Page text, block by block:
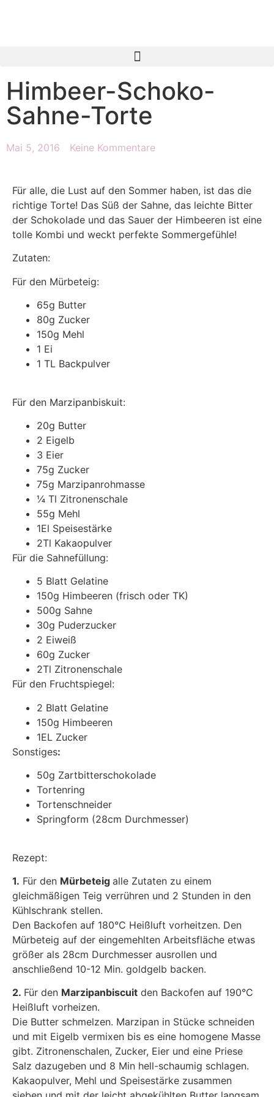
Himbeer-Schoko-
Sahne-Torte
Mai 5, 2016 Keine Kommentare
Für alle, die Lust auf den Sommer haben, ist das die
richtige Torte! Das Süß der Sahne, das leichte Bitter
der Schokolade und das Sauer der Himbeeren ist eine
tolle Kombi und weckt perfekte Sommergefühle!
Zutaten:
Für den Mürbeteig:
65g Butter
80g Zucker
150g Mehl
1 Ei
1 TL Backpulver
Für den Marzipanbiskuit:
20g Butter
2 Eigelb
3 Eier
75g Zucker
75g Marzipanrohmasse
¼ Tl Zitronenschale
55g Mehl
1El Speisestärke
2Tl Kakaopulver
Für die Sahnefüllung:
5 Blatt Gelatine
150g Himbeeren (frisch oder TK)
500g Sahne
30g Puderzucker
2 Eiweiß
60g Zucker
2Tl Zitronenschale
Für den Fruchtspiegel:
2 Blatt Gelatine
150g Himbeeren
1EL Zucker
Sonstiges:
50g Zartbitterschokolade
Tortenring
Tortenschneider
Springform (28cm Durchmesser)
Rezept:
1. Für den Mürbeteig alle Zutaten zu einem
gleichmäßigen Teig verrühren und 2 Stunden in den
Kühlschrank stellen.
Den Backofen auf 180°C Heißluft vorheitzen. Den
Mürbeteig auf der eingemehlten Arbeitsfläche etwas
größer als 28cm Durchmesser ausrollen und
anschließend 10-12 Min. goldgelb backen.
2. Für den Marzipanbiscuit den Backofen auf 190°C
Heißluft vorheizen.
Die Butter schmelzen. Marzipan in Stücke schneiden
und mit Eigelb vermixen bis es eine homogene Masse
gibt. Zitronenschalen, Zucker, Eier und eine Priese
Salz dazugeben und 8 Min hell-schaumig schlagen.
Kakaopulver, Mehl und Speisestärke zusammen